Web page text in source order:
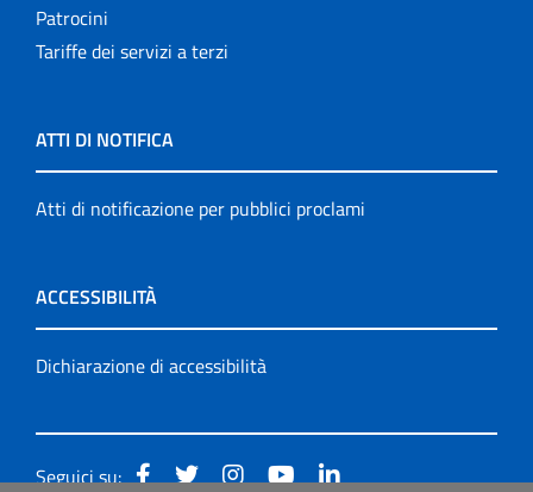
Patrocini
Tariffe dei servizi a terzi
ATTI DI NOTIFICA
Atti di notificazione per pubblici proclami
ACCESSIBILITÀ
Dichiarazione di accessibilità
Seguici su: